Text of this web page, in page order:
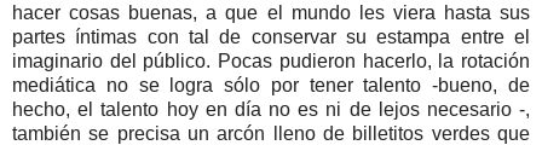
hacer cosas buenas, a que el mundo les viera hasta sus
partes íntimas con tal de conservar su estampa entre el
imaginario del público. Pocas pudieron hacerlo, la rotación
mediática no se logra sólo por tener talento -bueno, de
hecho, el talento hoy en día no es ni de lejos necesario -,
también se precisa un arcón lleno de billetitos verdes que